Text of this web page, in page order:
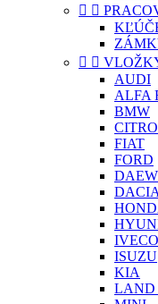
 
 
AUDI
ALFA
BMW
FIAT
FORD
DACIA
IVECO
ISUZU
KIA
LAND